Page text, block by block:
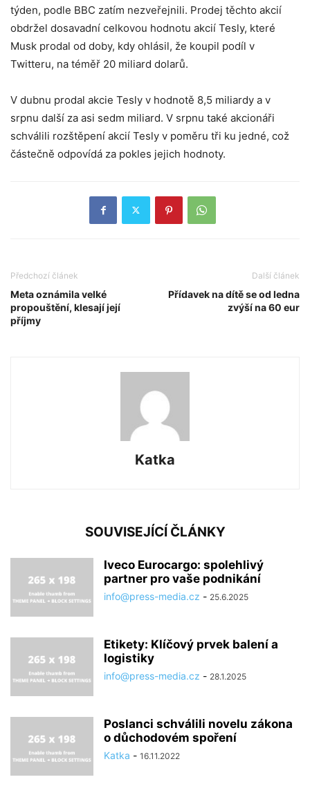
týden, podle BBC zatím nezveřejnili. Prodej těchto akcií
obdržel dosavadní celkovou hodnotu akcií Tesly, které
Musk prodal od doby, kdy ohlásil, že koupil podíl v
Twitteru, na téměř 20 miliard dolarů.
V dubnu prodal akcie Tesly v hodnotě 8,5 miliardy a v
srpnu další za asi sedm miliard. V srpnu také akcionáři
schválili rozštěpení akcií Tesly v poměru tři ku jedné, což
částečně odpovídá za pokles jejich hodnoty.
Předchozí článek
Meta oznámila velké
propouštění, klesají její
příjmy
Další článek
Přídavek na dítě se od ledna
zvýší na 60 eur
Katka
SOUVISEJÍCÍ ČLÁNKY
Iveco Eurocargo: spolehlivý
partner pro vaše podnikání
info@press-media.cz - 25.6.2025
Etikety: Klíčový prvek balení a
logistiky
info@press-media.cz - 28.1.2025
Poslanci schválili novelu zákona
o důchodovém spoření
Katka - 16.11.2022